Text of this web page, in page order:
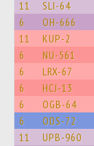
11 SLI-64
6 OH-666
11 KUP-2
6 NU-561
6 LRX-67
6 HCJ-13
6 OGB-64
6 ODS-72
11 UPB-960